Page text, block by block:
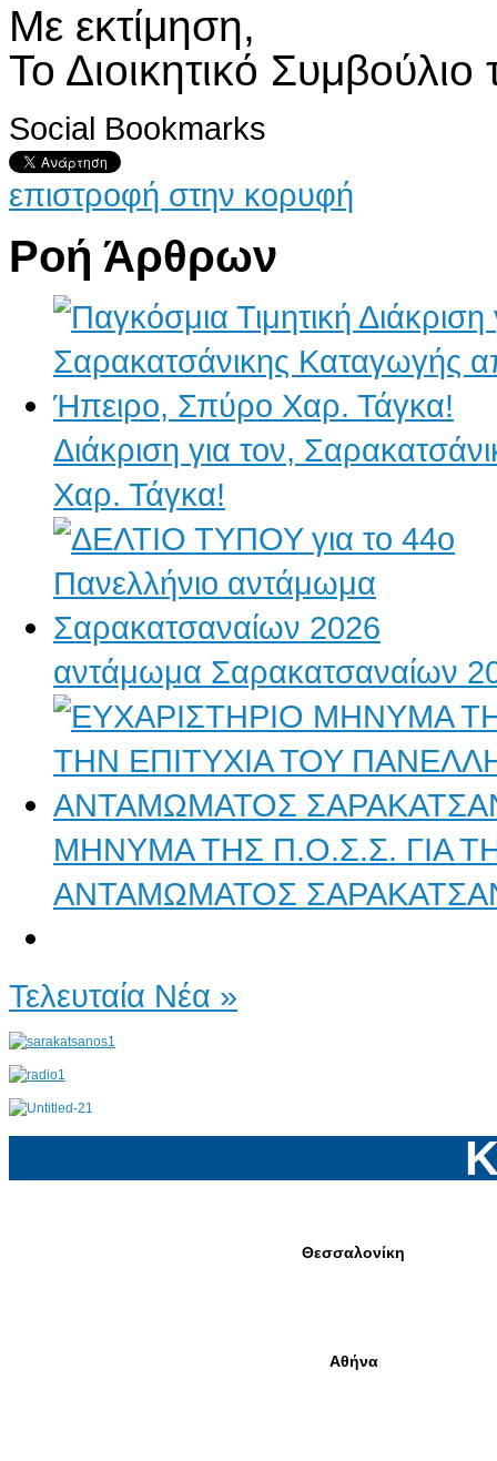
Με εκτίμηση,
Το Διοικητικό
Social Bookmarks
επιστροφή στην κορυφή
Ροή Άρθρων
Διάκριση για τον,
Χαρ. Τάγκα!
αντάμωμα Σαρακατσαναίων
ΜΗΝΥΜΑ ΤΗΣ Π.Ο.Σ.Σ. ΓΙΑ
ΑΝΤΑΜΩΜΑΤΟΣ
Τελευταία Νέα »